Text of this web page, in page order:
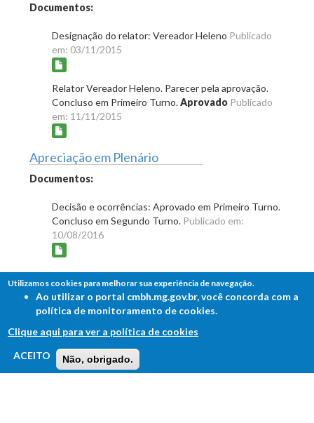
Documentos:
Designação do relator: Vereador Heleno Publicado
em: 03/11/2015
Relator Vereador Heleno. Parecer pela aprovação.
Concluso em Primeiro Turno.Aprovado Publicado
em: 11/11/2015
Apreciação em Plenário
Documentos:
Decisão e ocorrências: Aprovado em Primeiro Turno.
Concluso em Segundo Turno. Publicado em:
10/08/2016
Apreciação em Plenário
Documentos:
Decisão e ocorrências: Aprovado em Segundo Turno.
Publicado em: 06/12/2016
FALE COM A CÂMARA
Ouvidoria - Lei de Acesso à Informação
Utilizamos cookies para melhorar sua experiência de navegação.
Ao utilizar o portal cmbh.mg.gov.br, você concorda com a
política de monitoramento de cookies.
Clique aqui para ver a política de cookies
ACEITO
Não, obrigado.